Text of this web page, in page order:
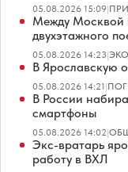
05.08.2026 15:09|
Между Москвой
двухэтажного
05.08.2026 14:23|
В Ярославскую
05.08.2026 14:21|
В России
смартфоны
05.08.2026 14:02|
Экс-вратарь
работу в ВХЛ